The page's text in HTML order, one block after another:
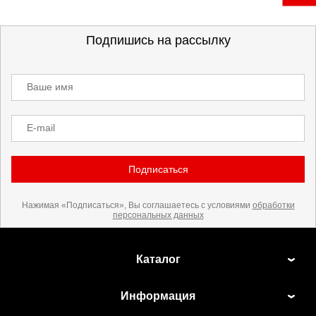
Подпишись на рассылку
Ваше имя
E-mail
Подписаться
Нажимая «Подписаться», Вы соглашаетесь с условиями обработки
персональных данных
Каталог
Информация